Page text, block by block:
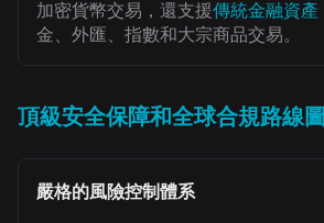
加密貨幣交易，還支援傳統金融資產
金、外匯、指數和大宗商品交易。
頂級安全保障和全球合規路線圖
嚴格的風險控制體系